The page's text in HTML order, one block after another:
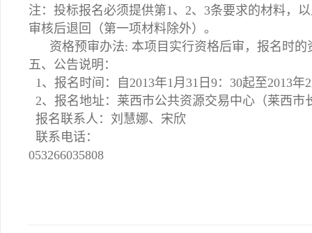
注：投标报名必须提供第1、2、3条要求的材料，
审核后退回（第一项材料除外）。
资格预审办法: 本项目实行资格后审，报名时的
五、公告说明：
1、报名时间：自2013年1月31日9：30起至
2、报名地址：莱西市公共资源交易中心（莱西
报名联系人：刘慧娜、宋欣
联系电话：